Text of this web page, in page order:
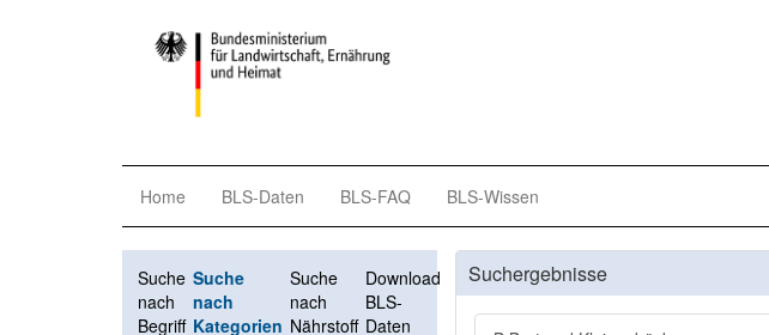
Home BLS-Daten BLS-FAQ BLS-Wissen
Suche
nach
Begriff
Suche
nach
Kategorien
Suche
nach
Nährstoff
Download
BLS-
Daten
Suchergebnisse